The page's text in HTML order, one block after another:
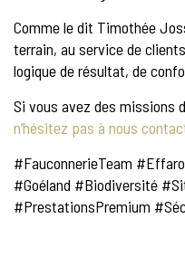
Comme le dit Timothée
terrain, au service de
logique de résultat, de
Si vous avez des missions
n’hésitez pas à nous
#FauconnerieTeam
#Goéland #Biodiversité
#PrestationsPremium